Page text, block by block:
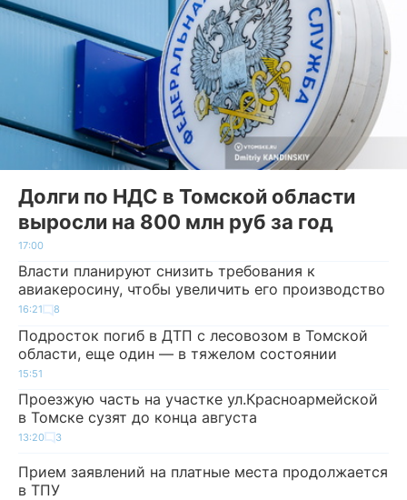
Долги по НДС в Томской области
выросли на 800 млн руб за год
17:00
Власти планируют снизить требования к
авиакеросину, чтобы увеличить его производство
16:21 8
Подросток погиб в ДТП с лесовозом в Томской
области, еще один — в тяжелом состоянии
15:51
Проезжую часть на участке ул.Красноармейской
в Томске сузят до конца августа
13:20 3
Прием заявлений на платные места продолжается
в ТПУ